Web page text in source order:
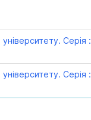
Серія :
Серія :